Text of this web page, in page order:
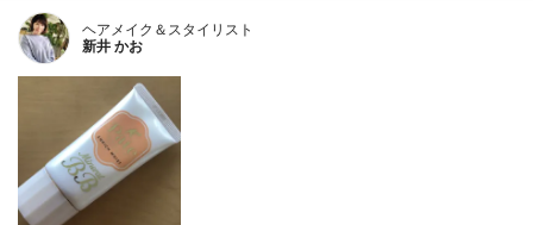
ヘアメイク＆スタイリスト
新井 かお